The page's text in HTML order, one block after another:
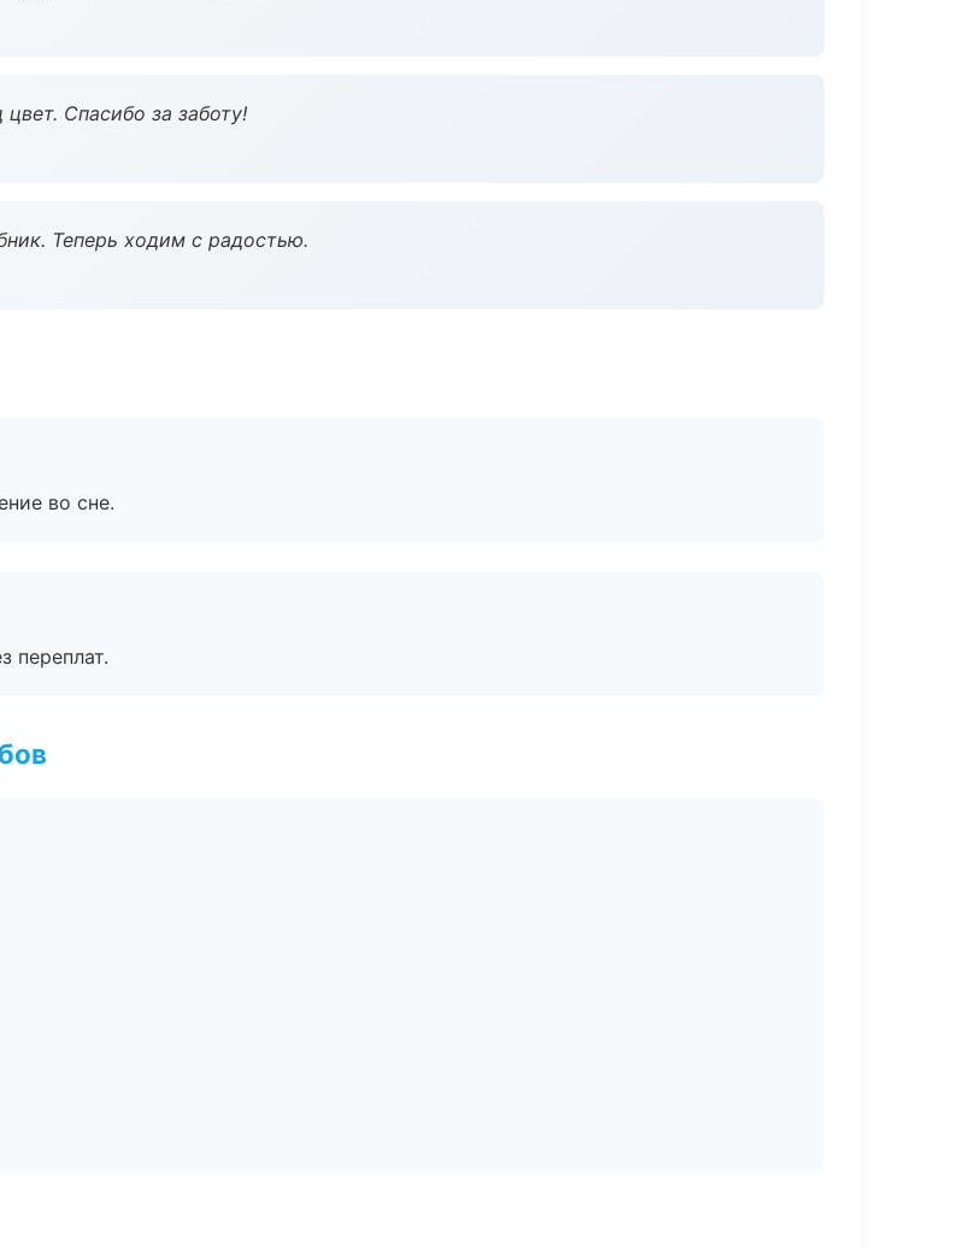
Спасибо за заботу!
Теперь ходим с радостью.
во сне.
переплат.